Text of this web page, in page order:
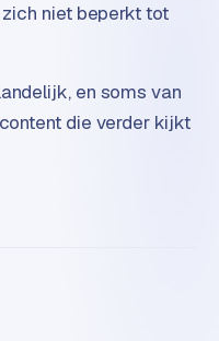
niet beperkt tot
en soms van
die verder kijkt